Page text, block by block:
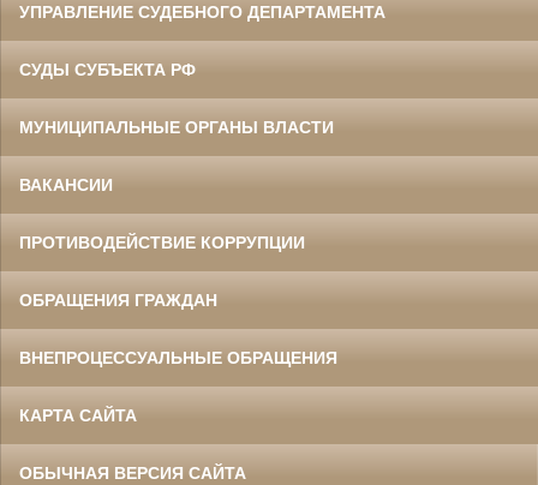
УПРАВЛЕНИЕ СУДЕБНОГО ДЕПАРТАМЕНТА
СУДЫ СУБЪЕКТА РФ
МУНИЦИПАЛЬНЫЕ ОРГАНЫ ВЛАСТИ
ВАКАНСИИ
ПРОТИВОДЕЙСТВИЕ КОРРУПЦИИ
ОБРАЩЕНИЯ ГРАЖДАН
ВНЕПРОЦЕССУАЛЬНЫЕ ОБРАЩЕНИЯ
КАРТА САЙТА
ОБЫЧНАЯ ВЕРСИЯ САЙТА